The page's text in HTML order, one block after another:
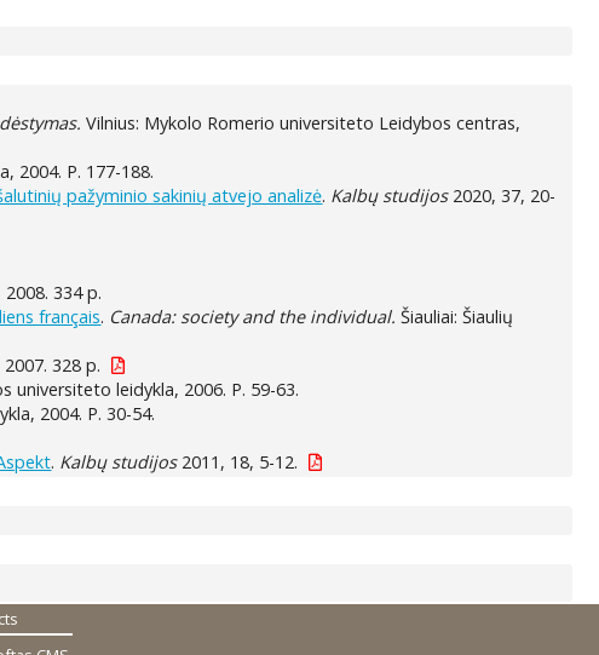
Vilnius: Mykolo Romerio universiteto Leidybos centras,
2004. P. 177-188.
pažyminio sakinių atvejo analizė. Kalbų studijos2020, 37, 20-
334 p.
français. Canada: society and the individual. Šiauliai: Šiaulių
328 p.
universiteto leidykla, 2006. P. 59-63.
2004. P. 30-54.
. Kalbų studijos2011, 18, 5-12.